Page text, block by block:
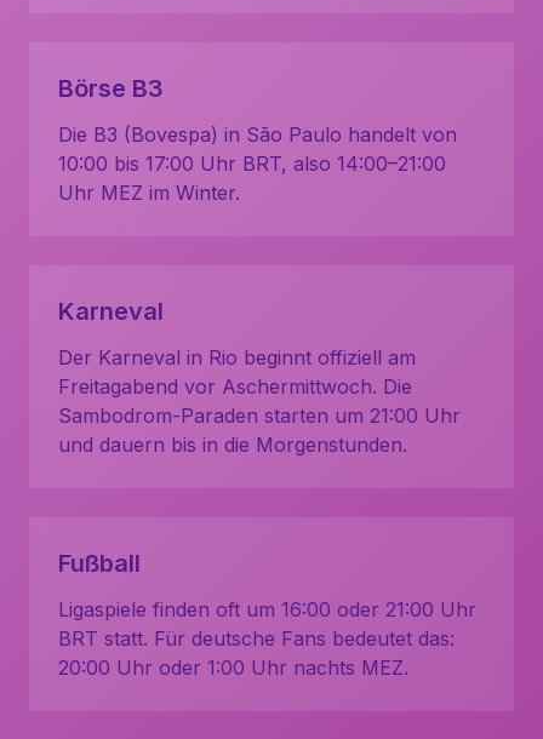
Börse B3
Die B3 (Bovespa) in São Paulo handelt von
10:00 bis 17:00 Uhr BRT, also 14:00–21:00
Uhr MEZ im Winter.
Karneval
Der Karneval in Rio beginnt offiziell am
Freitagabend vor Aschermittwoch. Die
Sambodrom-Paraden starten um 21:00 Uhr
und dauern bis in die Morgenstunden.
Fußball
Ligaspiele finden oft um 16:00 oder 21:00 Uhr
BRT statt. Für deutsche Fans bedeutet das:
20:00 Uhr oder 1:00 Uhr nachts MEZ.